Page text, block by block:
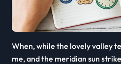
When, while the lovely valley
me, and the meridian sun